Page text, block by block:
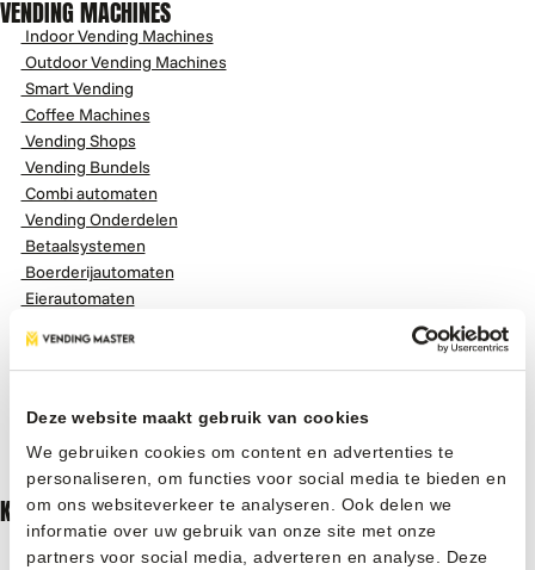
Deze website maakt gebruik van cookies
We gebruiken cookies om content en advertenties te
personaliseren, om functies voor social media te bieden en
om ons websiteverkeer te analyseren. Ook delen we
informatie over uw gebruik van onze site met onze
partners voor social media, adverteren en analyse. Deze
VENDING MACHINES
Indoor Vending Machines
Outdoor Vending Machines
Smart Vending
Coffee Machines
Vending Shops
Vending Bundels
Combi automaten
Vending Onderdelen
Betaalsystemen
Boerderijautomaten
Eierautomaten
Fruitautomaten
Melkautomaten
Aardbeienautomaten
Broodautomaten
Snoepautomaten
KLANTENSERVICE
Veelgestelde vragen
Service & Support